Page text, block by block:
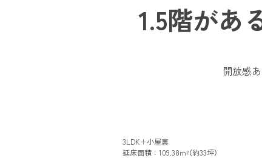
1.5階があ
開放感
3LDK＋小屋裏
延床面積：109.38m²（約33坪）